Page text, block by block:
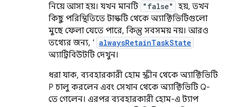
নিয়ে আসা হয়। যখন মানটি "false"
হয়, তখন
কিছু পরিস্থিতিতে টাস্কটি থেকে অ্যাক্টিভিটিগুলো
মুছে ফেলা যেতে পারে, কিন্তু সবসময় নয়। আরও
তথ্যের জন্য, ' alwaysRetainTaskState
অ্যাট্রিবিউটটি দেখুন।
ধরা যাক, ব্যবহারকারী হোম স্ক্রীন থেকে অ্যাক্টিভিটি
P চালু করলেন এবং সেখান থেকে অ্যাক্টিভিটি Q-
তে গেলেন। এরপর ব্যবহারকারী হোম-এ ট্যাপ